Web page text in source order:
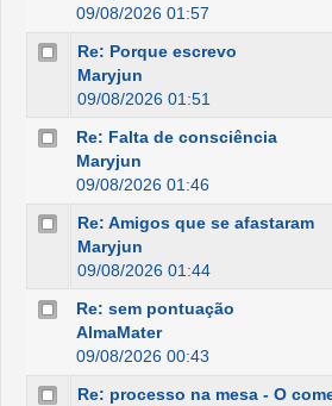
09/08/2026 01:57
Re: Porque escrevo
Maryjun
09/08/2026 01:51
Re: Falta de consciência
Maryjun
09/08/2026 01:46
Re: Amigos que se afastaram
Maryjun
09/08/2026 01:44
Re: sem pontuação
AlmaMater
09/08/2026 00:43
Re: processo na mesa - O